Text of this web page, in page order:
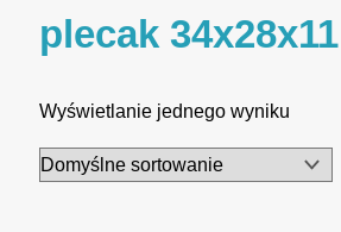
plecak 34x28x11
Wyświetlanie jednego wyniku